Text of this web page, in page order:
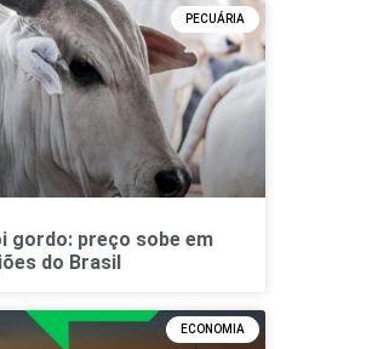
PECUÁRIA
gordo: preço sobe em
do Brasil
ECONOMIA